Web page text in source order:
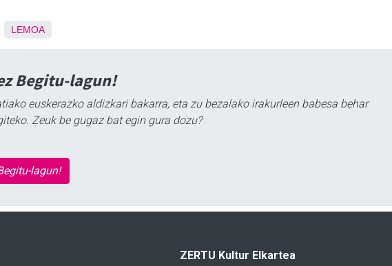
LEMOA
Begitu-lagun!
euskerazko aldizkari bakarra, eta zu bezalako irakurleen babesa behar
Zeuk be gugaz bat egin gura dozu?
lagun!
ZERTU Kultur Elkartea